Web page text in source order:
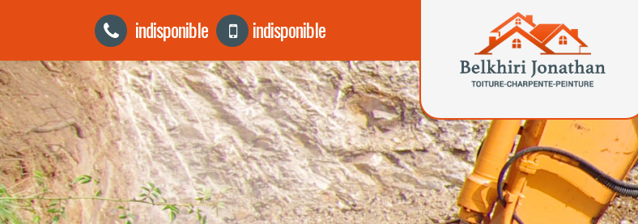
indisponible indisponible